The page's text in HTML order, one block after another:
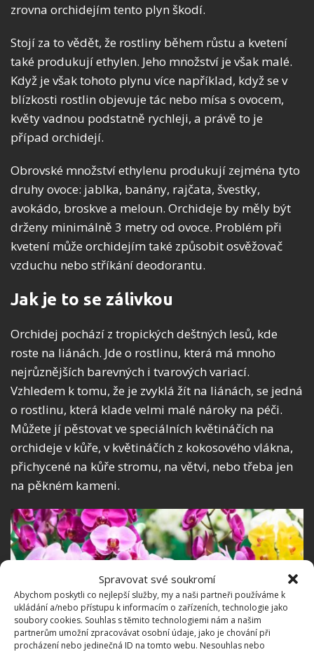
Spravovat své soukromí
Abychom poskytli co nejlepší služby, my a naši partneři používáme k
ukládání a/nebo přístupu k informacím o zařízeních, technologie jako
soubory cookies. Souhlas s těmito technologiemi nám a našim
partnerům umožní zpracovávat osobní údaje, jako je chování při
procházení nebo jedinečná ID na tomto webu. Nesouhlas nebo
zrovna orchidejím tento plyn škodí.
Stojí za to vědět, že rostliny během růstu a kvetení
také produkují ethylen. Jeho množství je však malé.
Když je však tohoto plynu více například, když se v
blízkosti rostlin objevuje tác nebo mísa s ovocem,
květy vadnou podstatně rychleji, a právě to je
případ orchidejí.
Obrovské množství ethylenu produkují zejména tyto
druhy ovoce: jablka, banány, rajčata, švestky,
avokádo, broskve a meloun. Orchideje by měly být
drženy minimálně 3 metry od ovoce. Problém při
kvetení může orchidejím také způsobit osvěžovač
vzduchu nebo stříkání deodorantu.
Jak je to se zálivkou
Orchidej pochází z tropických deštných lesů, kde
roste na liánách. Jde o rostlinu, která má mnoho
nejrůznějších barevných i tvarových variací.
Vzhledem k tomu, že je zvyklá žít na liánách, se jedná
o rostlinu, která klade velmi malé nároky na péči.
Můžete jí pěstovat ve speciálních květináčích na
orchideje v kůře, v květináčích z kokosového vlákna,
přichycené na kůře stromu, na větvi, nebo třeba jen
na pěkném kameni.